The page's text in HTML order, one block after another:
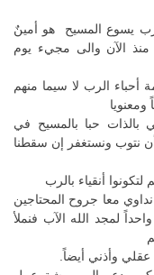
يسوع المسيح هو أمينٌ
منذ الآن والى مجيء يوم
أحباء الرب لا سيما منهم
ومعنويا
بالذات حبا بالمسيح في
نتوب ونستغفر إن سقطنا
أنقياء بالرب
معا جروح المحتاجين
لمجد الله الآب فنملأ
عقلي وأذني أيضاً.